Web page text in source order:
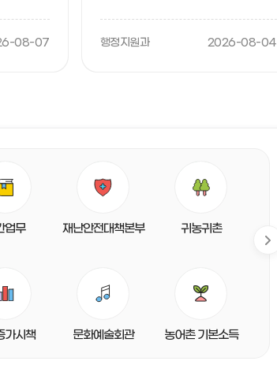
08-07 행정지원과 2026-08-04
업무 재난안전대책본부 귀농귀촌
가시책 문화예술회관 농어촌 기본소득